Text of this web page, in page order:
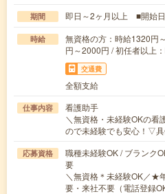
期間 即日～2ヶ月以上 ■開始日
時給
無資格の方：時給1320円
円～2000円 / 初任者以上
交通費
全額支給
仕事内容
看護助手
＼無資格・未経験OKの看
ので未経験でも安心！▽
応募資格
職種未経験OK / ブランク
要
＼無資格＊未経験OK／★
要・来社不要（電話登録